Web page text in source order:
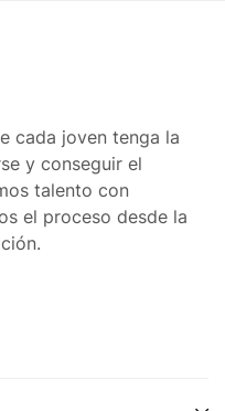
cada joven tenga la
y conseguir el
talento con
el proceso desde la